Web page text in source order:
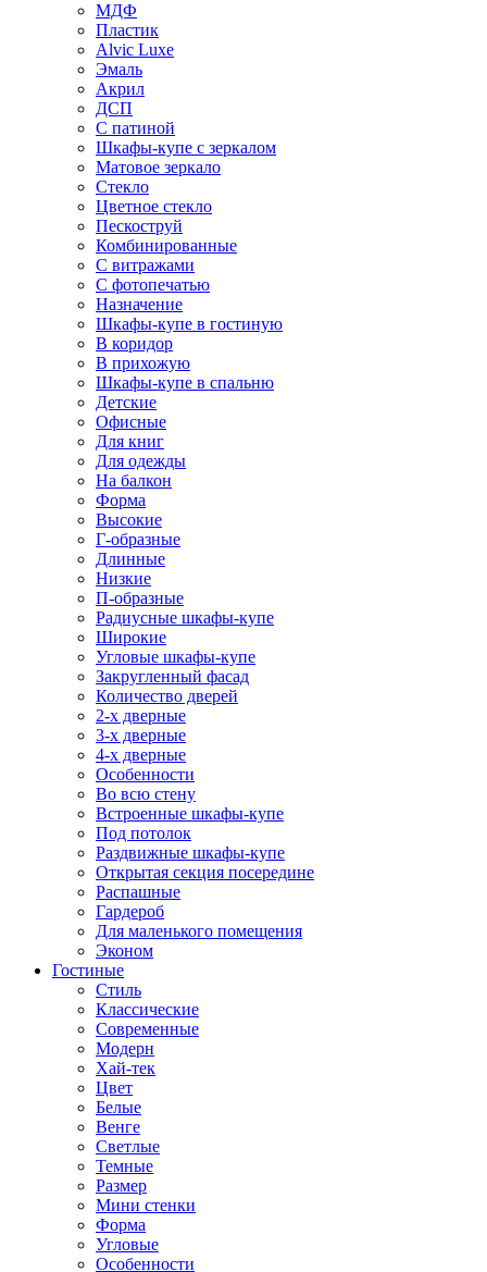
МДФ
Пластик
Alvic Luxe
Эмаль
Акрил
ДСП
С патиной
Шкафы-купе с зеркалом
Матовое зеркало
Стекло
Цветное стекло
Пескоструй
Комбинированные
С витражами
С фотопечатью
Назначение
Шкафы-купе в гостиную
В коридор
В прихожую
Шкафы-купе в спальню
Детские
Офисные
Для книг
Для одежды
На балкон
Форма
Высокие
Г-образные
Длинные
Низкие
П-образные
Радиусные шкафы-купе
Широкие
Угловые шкафы-купе
Закругленный фасад
Количество дверей
2-х дверные
3-х дверные
4-х дверные
Особенности
Во всю стену
Встроенные шкафы-купе
Под потолок
Раздвижные шкафы-купе
Открытая секция посередине
Распашные
Гардероб
Для маленького помещения
Эконом
Гостиные
Стиль
Классические
Современные
Модерн
Хай-тек
Цвет
Белые
Венге
Светлые
Темные
Размер
Мини стенки
Форма
Угловые
Особенности